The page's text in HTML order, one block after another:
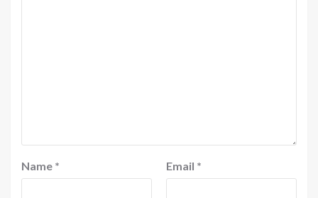
Name * Email *